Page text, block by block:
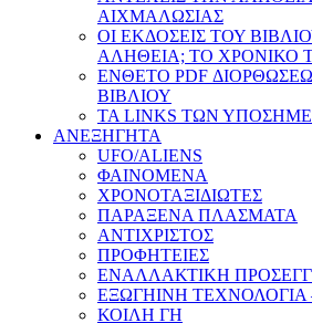
ΑΙΧΜΑΛΩΣΙΑΣ
ΟΙ ΕΚΔΟΣΕΙΣ ΤΟΥ
ΑΛΗΘΕΙΑ; ΤΟ ΧΡΟΝΙΚΟ
ΕΝΘΕΤΟ PDF
ΒΙΒΛΙΟΥ
ΤΑ LINKS ΤΩΝ
ΑΝΕΞΗΓΗΤΑ
UFO/ALIENS
ΦΑΙΝΟΜΕΝΑ
ΧΡΟΝΟΤΑΞΙΔΙΩΤΕΣ
ΠΑΡΑΞΕΝΑ ΠΛΑΣΜΑΤΑ
ΑΝΤΙΧΡΙΣΤΟΣ
ΠΡΟΦΗΤΕΙΕΣ
ΕΝΑΛΛΑΚΤΙΚΗ
ΕΞΩΓΗΙΝΗ ΤΕΧΝΟΛΟΓΙΑ
ΚΟΙΛΗ ΓΗ